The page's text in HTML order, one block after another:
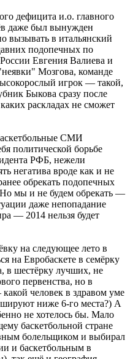
дефицита и.о. главного
даже был вынужден
вызывать в итальянский
подопечных по
Евгения Валиева и
Мозгова, команде
игрок — такой,
Быкова сразу после
раскладах не сможет
СМИ
политической борьбе
РФБ, нежели
негатива вроде как и не
обрекать подопечных
мы и не будем обрекать —
даже непопадание
— 2014 нельзя будет
на следующее лето в
на Евробаскете в семёрку
в шестёрку лучших, не
первенства, но в
человек в здравом уме
ниже 6-го места?) А
не хотелось бы. Мало
баскетбольной стране
болельщиком и выбирал
и баскетбольным в